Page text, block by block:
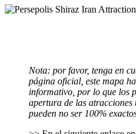
Nota: por favor, tenga en
página oficial, este mapa
informativo, por lo que los
apertura de las
pueden no ser 100%